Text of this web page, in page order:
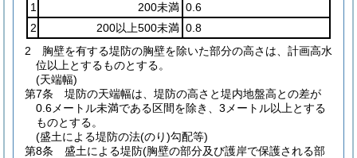
1 200未満 0.6
2
200以上500未満 0.8
2
胸壁を有する堤防の胸壁を除いた部分の高さは、計画高水
位以上とするものとする。
(天端幅)
第7条
堤防の天端幅は、堤防の高さと堤内地盤高との差が
0.6メートル未満である区間を除き、3メートル以上とする
ものとする。
(盛土による堤防の法(のり)勾配等)
第8条
盛土による堤防(胸壁の部分及び護岸で保護される部